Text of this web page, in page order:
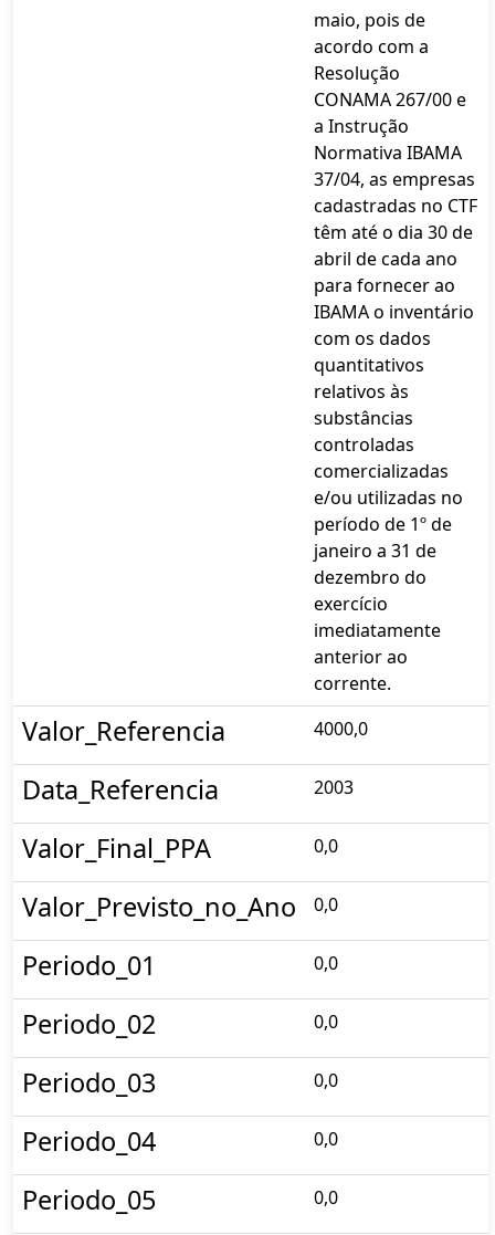
maio, pois de
acordo com a
Resolução
CONAMA 267/00 e
a Instrução
Normativa IBAMA
37/04, as empresas
cadastradas no CTF
têm até o dia 30 de
abril de cada ano
para fornecer ao
IBAMA o inventário
com os dados
quantitativos
relativos às
substâncias
controladas
comercializadas
e/ou utilizadas no
período de 1º de
janeiro a 31 de
dezembro do
exercício
imediatamente
anterior ao
corrente.
Valor_Referencia 4000,0
Data_Referencia 2003
Valor_Final_PPA 0,0
Valor_Previsto_no_Ano 0,0
Periodo_01 0,0
Periodo_02 0,0
Periodo_03 0,0
Periodo_04 0,0
Periodo_05 0,0